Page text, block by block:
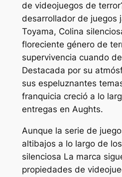
de videojuegos de
desarrollador de juegos
Toyama, Colina
floreciente género de
supervivencia cuando
Destacada por su
sus espeluznantes
franquicia creció a lo
entregas en Aughts.
Aunque la serie de
altibajos a lo largo de
silenciosa La marca
propiedades de